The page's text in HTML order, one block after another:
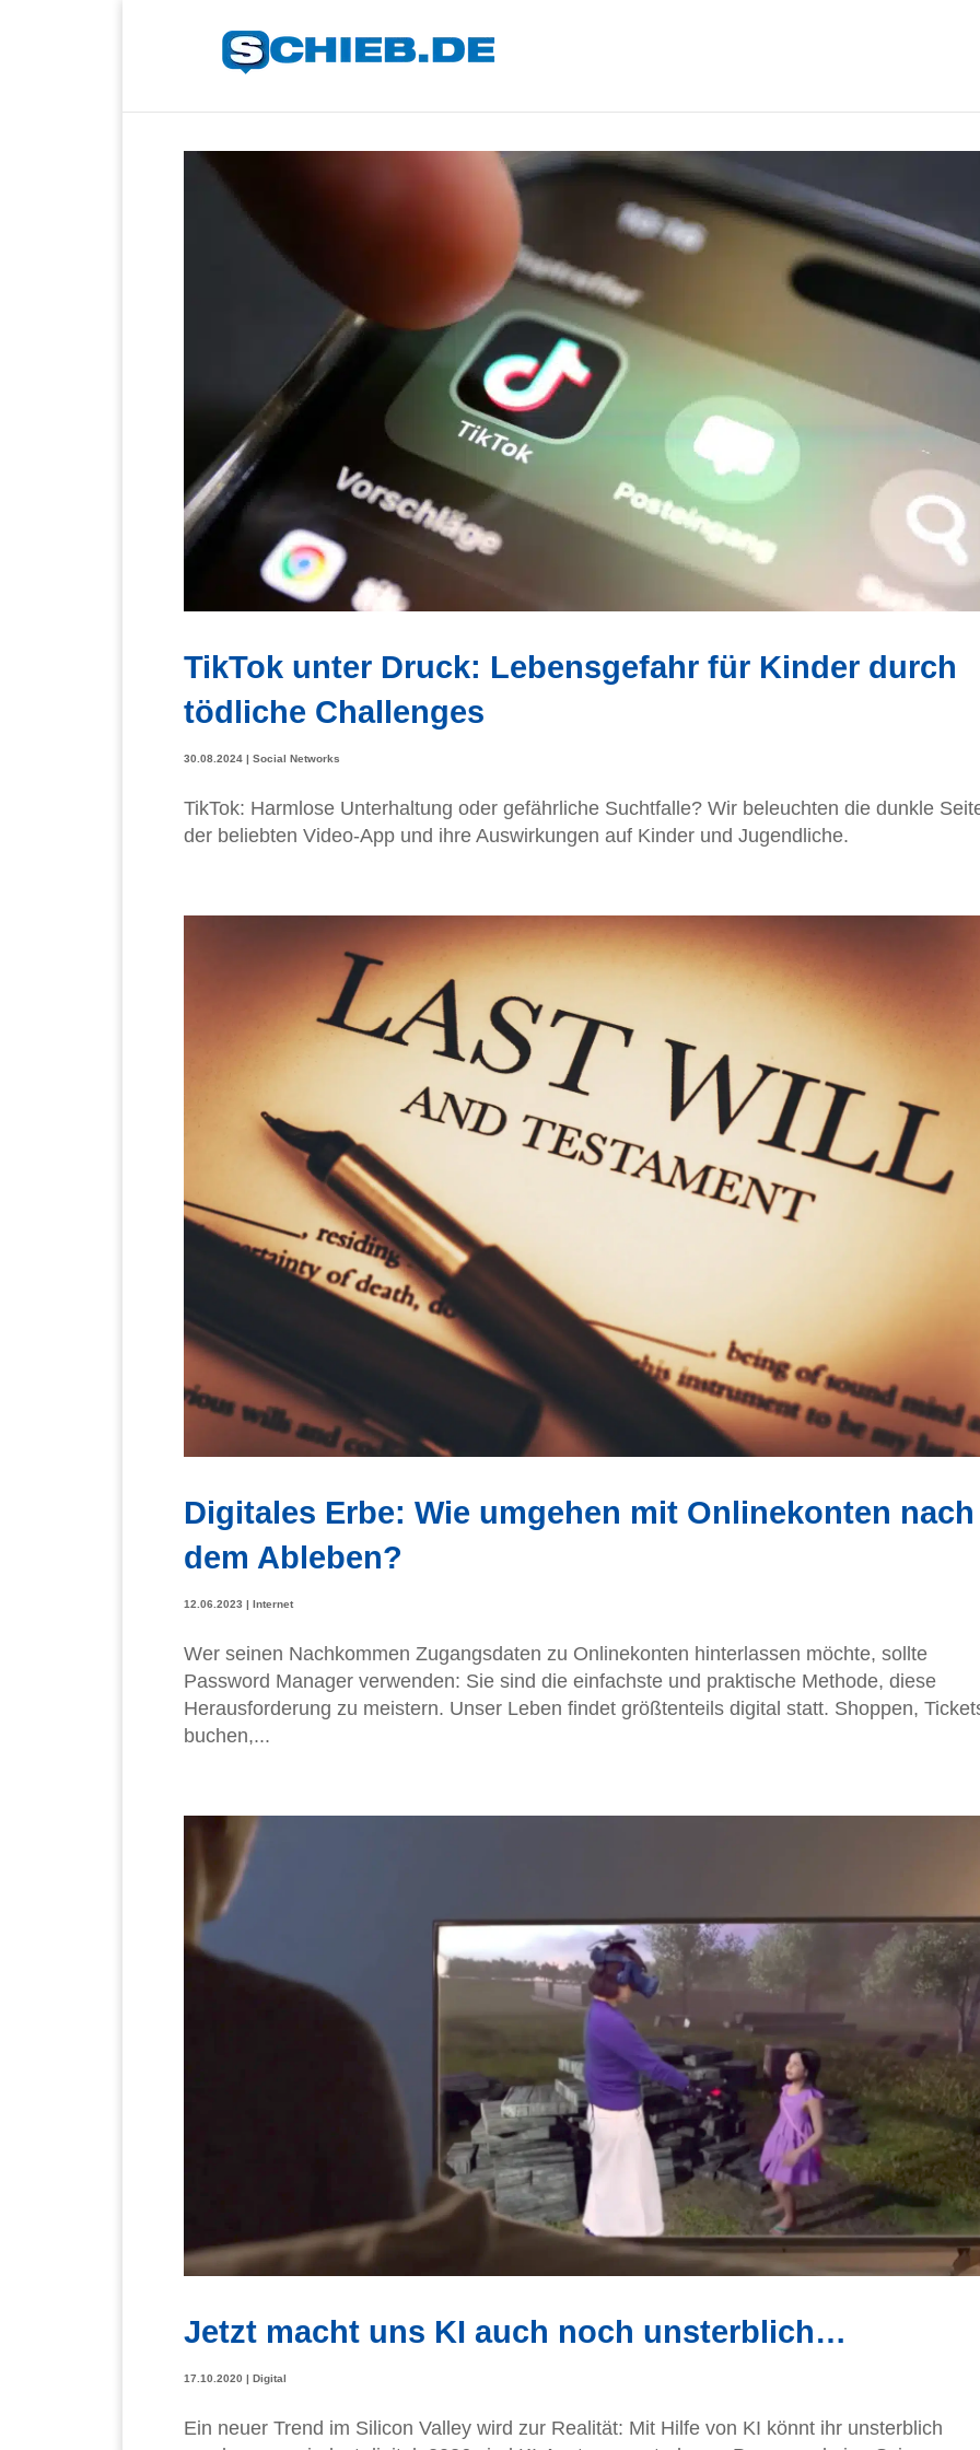
TikTok unter Druck: Lebensgefahr für Kinder durch
tödliche Challenges
30.08.2024 | Social Networks
TikTok: Harmlose Unterhaltung oder gefährliche Suchtfalle? Wir beleuchten die dunkle
der beliebten Video-App und ihre Auswirkungen auf Kinder und Jugendliche.
Digitales Erbe: Wie umgehen mit Onlinekonten nach
dem Ableben?
12.06.2023 | Internet
Wer seinen Nachkommen Zugangsdaten zu Onlinekonten hinterlassen möchte, sollte
Password Manager verwenden: Sie sind die einfachste und praktische Methode, diese
Herausforderung zu meistern. Unser Leben findet größtenteils digital statt. Shoppen,
buchen,...
Jetzt macht uns KI auch noch unsterblich…
17.10.2020 | Digital
Ein neuer Trend im Silicon Valley wird zur Realität: Mit Hilfe von KI könnt ihr unsterblich